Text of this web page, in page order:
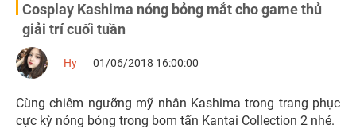
Cosplay Kashima nóng bỏng mắt cho game thủ
giải trí cuối tuần
Hy 01/06/2018 16:00:00
Cùng chiêm ngưỡng mỹ nhân Kashima trong trang phục
cực kỳ nóng bỏng trong bom tấn Kantai Collection 2 nhé.